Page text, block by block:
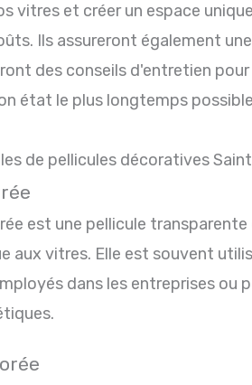
vitres et créer un espace
Ils assureront également
des conseils d'entretien
état le plus longtemps
de pellicules décoratives
est une pellicule
aux vitres. Elle est souvent
dans les entreprises ou